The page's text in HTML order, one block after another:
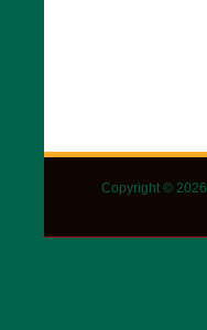
Copyright © 2026